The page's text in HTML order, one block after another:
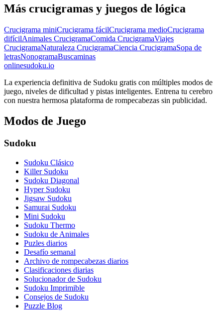
Más crucigramas y juegos de lógica
Crucigrama miniCrucigrama fácilCrucigrama medioCrucigrama
difícilAnimales CrucigramaComida CrucigramaViajes
CrucigramaNaturaleza CrucigramaCiencia CrucigramaSopa de
letrasNonogramaBuscaminas
onlinesudoku.io
La experiencia definitiva de Sudoku gratis con múltiples modos de
juego, niveles de dificultad y pistas inteligentes. Entrena tu cerebro
con nuestra hermosa plataforma de rompecabezas sin publicidad.
Modos de Juego
Sudoku
Sudoku Clásico
Killer Sudoku
Sudoku Diagonal
Hyper Sudoku
Jigsaw Sudoku
Samurai Sudoku
Mini Sudoku
Sudoku Thermo
Sudoku de Animales
Puzles diarios
Desafío semanal
Archivo de rompecabezas diarios
Clasificaciones diarias
Solucionador de Sudoku
Sudoku Imprimible
Consejos de Sudoku
Puzzle Blog